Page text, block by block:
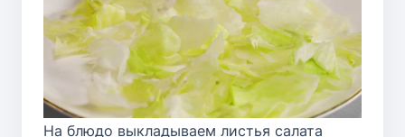
На блюдо выкладываем листья салата